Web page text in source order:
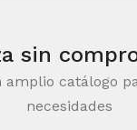
sin
amplio catálogo
necesidades